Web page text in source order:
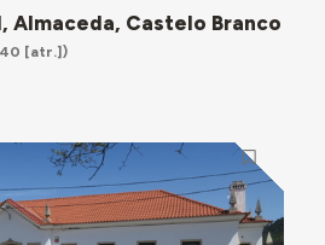
Almaceda, Castelo Branco
[atr.])